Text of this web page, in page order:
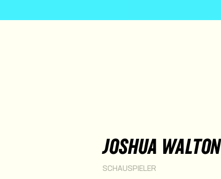
JOSHUA WALTON
SCHAUSPIELER